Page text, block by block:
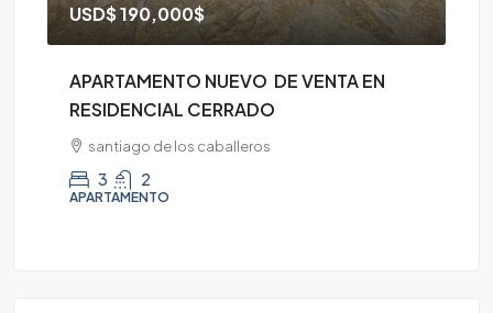
USD$190,000$
APARTAMENTO NUEVO DE VENTA EN
RESIDENCIAL CERRADO
santiago de los caballeros
3 2
APARTAMENTO